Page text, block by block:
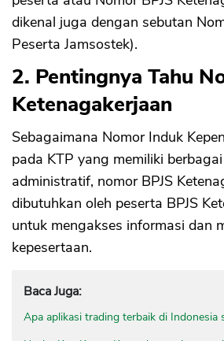
dikenal juga dengan sebutan
Peserta Jamsostek).
2. Pentingnya Tahu
Ketenagakerjaan
Sebagaimana Nomor Induk
pada KTP yang memiliki
administratif, nomor BPJS
dibutuhkan oleh peserta BPJS
untuk mengakses informasi dan
kepesertaan.
Baca Juga:
Apa aplikasi trading terbaik di Indonesia